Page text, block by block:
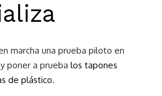
marcha una prueba piloto en
poner a prueba los tapones
de plástico.